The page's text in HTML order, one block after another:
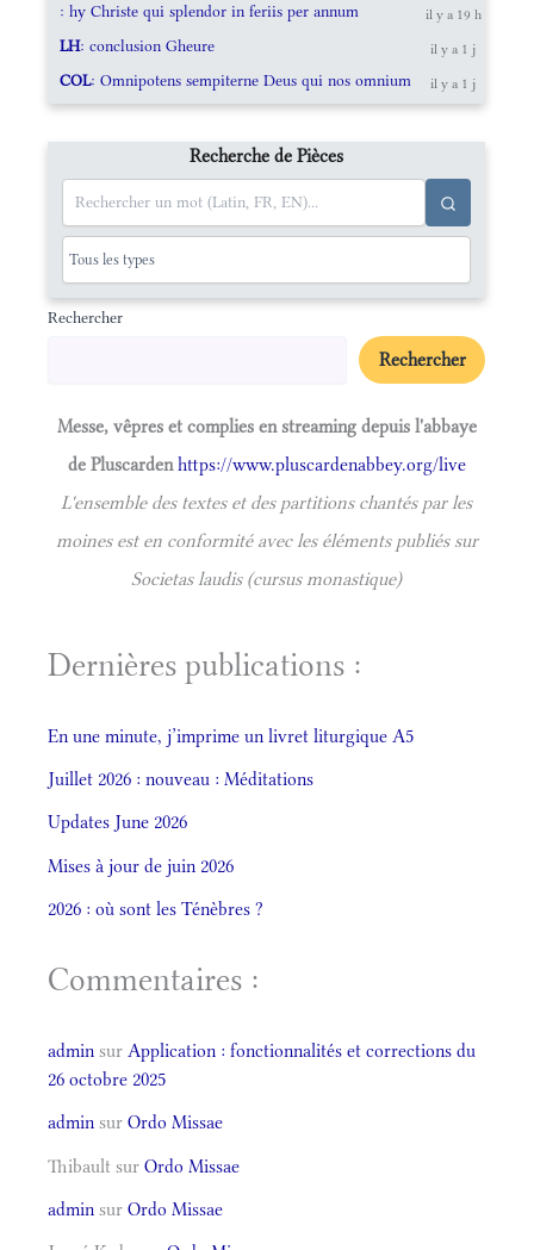
: hy Christe qui splendor in feriis per annum il y a 19 h
LH: conclusion Gheure il y a 1 j
COL: Omnipotens sempiterne Deus qui nos omnium il y a 1 j
Recherche de Pièces
Rechercher
Rechercher
Messe, vêpres et complies en streaming depuis l'abbaye
de Pluscardenhttps://www.pluscardenabbey.org/live
L'ensemble des textes et des partitions chantés par les
moines est en conformité avec les éléments publiés sur
Societas laudis (cursus monastique)
Dernières publications :
En une minute, j’imprime un livret liturgique A5
Juillet 2026 : nouveau : Méditations
Updates June 2026
Mises à jour de juin 2026
2026 : où sont les Ténèbres ?
Commentaires :
admin sur Application : fonctionnalités et corrections du
26 octobre 2025
admin sur Ordo Missae
Thibault sur Ordo Missae
admin sur Ordo Missae